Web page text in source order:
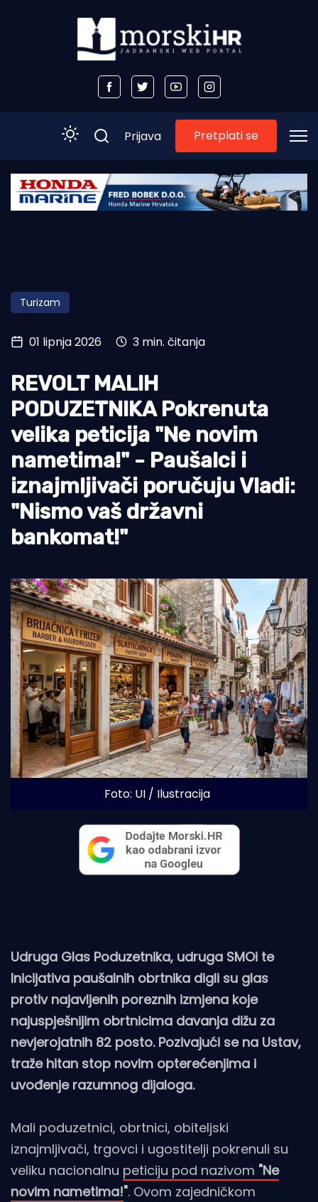
Početna
Obala
Otoci
Turizam i nautika
Pomorstvo
Ribolov
Ekologija
Tradicija i kultura
Prijava Pretplati se
Turizam
01 lipnja 2026 3 min. čitanja
REVOLT MALIH
PODUZETNIKA Pokrenuta
velika peticija "Ne novim
nametima!" - Paušalci i
iznajmljivači poručuju Vladi:
"Nismo vaš državni
bankomat!"
Foto: UI / Ilustracija
Udruga Glas Poduzetnika, udruga SMOi te
Inicijativa paušalnih obrtnika digli su glas
protiv najavljenih poreznih izmjena koje
najuspješnijim obrtnicima davanja dižu za
nevjerojatnih 82 posto. Pozivajući se na Ustav,
traže hitan stop novim opterećenjima i
uvođenje razumnog dijaloga.
Mali poduzetnici, obrtnici, obiteljski
iznajmljivači, trgovci i ugostitelji pokrenuli su
veliku nacionalnu peticiju pod nazivom "Ne
novim nametima!". Ovom zajedničkom